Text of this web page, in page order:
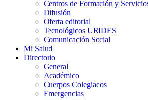
Centros de Formación y
Difusión
Oferta editorial
Tecnológicos URIDES
Comunicación Social
Mi Salud
Directorio
General
Académico
Cuerpos Colegiados
Emergencias